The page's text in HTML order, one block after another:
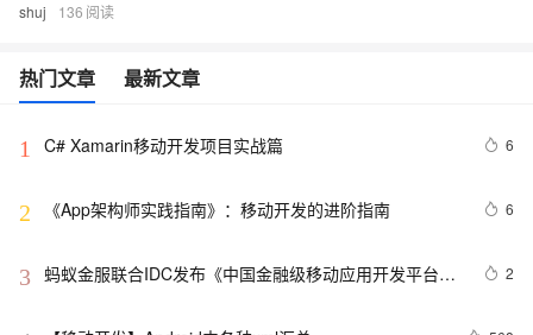
shuj 136
热门文章 最新文章
1 C# Xamarin移动开发项目实战篇 6
2 《App架构师实践指南》：移动开发的进阶指南 6
3
蚂蚁金服联合IDC发布《中国金融级移动应用开发平台白
2